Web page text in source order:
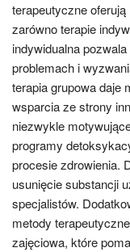
terapeutyczne
zarówno terapie
indywidualna
problemach i
terapia grupowa daje
wsparcia ze strony
niezwykle
programy
procesie zdrowienia.
usunięcie substancji
specjalistów.
metody
zajęciowa, które